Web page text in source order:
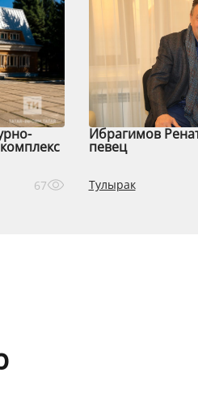
67
Ибрагимов
певец
Тулырак